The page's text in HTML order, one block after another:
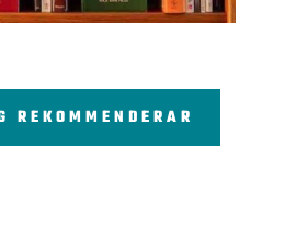
REKOMMENDERAR